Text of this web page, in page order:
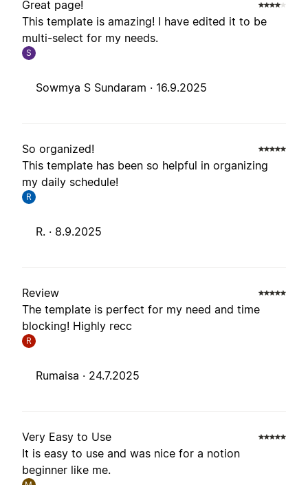
Great page!
This template is amazing! I have edited it to be
multi-select for my needs.
S
Sowmya S Sundaram · 16.9.2025
So organized!
This template has been so helpful in organizing
my daily schedule!
R
R. · 8.9.2025
Review
The template is perfect for my need and time
blocking! Highly recc
R
Rumaisa · 24.7.2025
Very Easy to Use
It is easy to use and was nice for a notion
beginner like me.